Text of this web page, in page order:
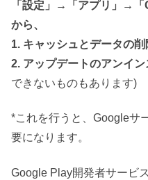
「設定」→「アプリ」→「
から、
1. キャッシュとデータの削
2. アップデートのアンイ
できないものもあります)
*これを行うと、Googleサ
要になります。
Google Play開発者サービ